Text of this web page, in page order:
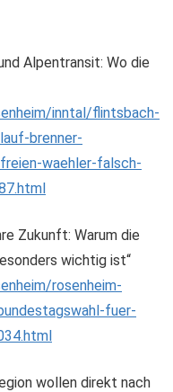
Alpentransit: Wo die
inntal/flintsbach-
brenner-
waehler-falsch-
Zukunft: Warum die
wichtig ist“
rosenheim-
fuer-
wollen direkt nach